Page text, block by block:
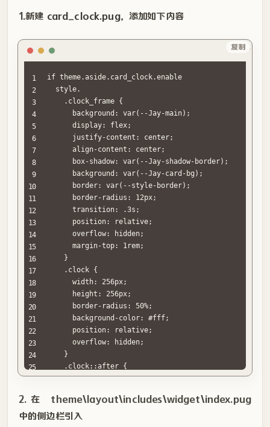
1.新建 card_clock.pug，添加如下内容
if theme.aside.card_clock.enable
  style.
    .clock_frame {
      background: var(--Jay-main);
      display: flex;
      justify-content: center;
      align-content: center;
      box-shadow: var(--Jay-shadow-border);
      background: var(--Jay-card-bg);
      border: var(--style-border);
      border-radius: 12px;
      transition: .3s;
      position: relative;
      overflow: hidden;
      margin-top: 1rem;
    }
    .clock {
      width: 256px;
      height: 256px;
      border-radius: 50%;
      background-color: #fff;
      position: relative;
      overflow: hidden;
    }
    .clock::after {
      content: "";
      height: calc(256px - 80px);
      background-color: inherit;
复制
HTML
2.在 theme\layout\includes\widget\index.pug
中的侧边栏引入